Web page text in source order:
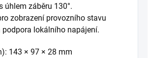
úhlem záběru 130°.
zobrazení provozního stavu
podpora lokálního napájení.
143 × 97 × 28 mm